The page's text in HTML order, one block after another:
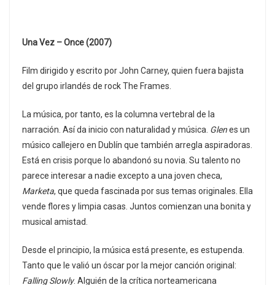
Una Vez – Once (2007)
Film dirigido y escrito por John Carney, quien fuera bajista
del grupo irlandés de rock The Frames.
La música, por tanto, es la columna vertebral de la
narración. Así da inicio con naturalidad y música. Glenes un
músico callejero en Dublín que también arregla aspiradoras.
Está en crisis porque lo abandonó su novia. Su talento no
parece interesar a nadie excepto a una joven checa,
Marketa, que queda fascinada por sus temas originales. Ella
vende flores y limpia casas. Juntos comienzan una bonita y
musical amistad.
Desde el principio, la música está presente, es estupenda.
Tanto que le valió un óscar por la mejor canción original:
Falling Slowly. Alguién de la crítica norteamericana